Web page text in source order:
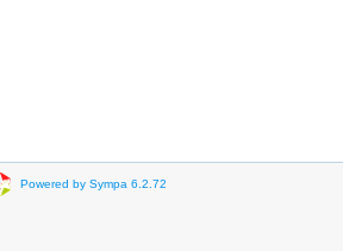
Powered by Sympa 6.2.72